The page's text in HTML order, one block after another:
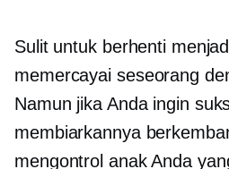
Sulit untuk berhenti
memercayai seseorang
Namun jika Anda ingin
membiarkannya
mengontrol anak Anda